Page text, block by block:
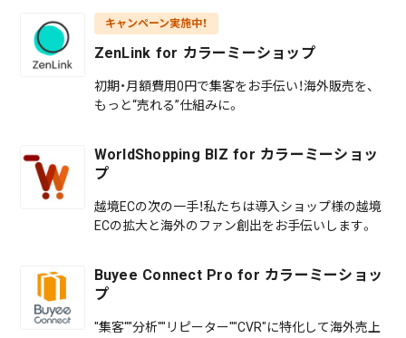
キャンペーン実施中！
ZenLink for カラーミーショップ
初期・月額費用0円で集客をお手伝い！海外販売を、
もっと“売れる”仕組みに。
WorldShopping BIZ for カラーミーショッ
プ
越境ECの次の一手！私たちは導入ショップ様の越境
ECの拡大と海外のファン創出をお手伝いします。
Buyee Connect Pro for カラーミーショッ
プ
"集客""分析""リピーター""CVR"に特化して海外売上